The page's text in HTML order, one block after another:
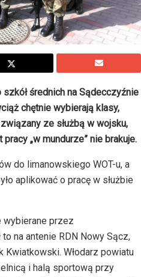
średnich na Sądecczyźnie
chętnie wybierają klasy,
ze służbą w wojsku,
„w mundurze” nie brakuje.
do limanowskiego WOT-u, a
aplikować o pracę w służbie
wybierane przez
na antenie RDN Nowy Sącz,
Kwiatkowski. Włodarz powiatu
i halą sportową przy